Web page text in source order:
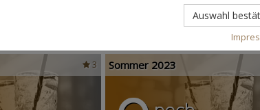
3 Sommer 2023
Auswahl